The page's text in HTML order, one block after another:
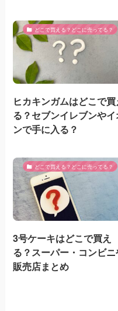
どこで買える？どこに売ってる？
ヒカキンガムはどこで買
る？セブンイレブンやイ
ンで手に入る？
どこで買える？どこに売ってる？
3号ケーキはどこで買え
る？スーパー・コンビ
販売店まとめ